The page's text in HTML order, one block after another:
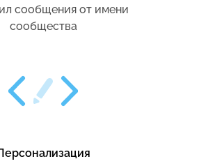
сообщения от имени
сообщества